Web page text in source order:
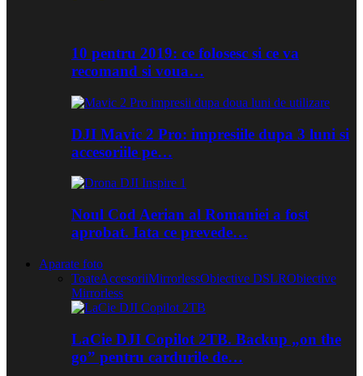
10 pentru 2019: ce folosesc si ce va
recomand si voua…
DJI Mavic 2 Pro: impresiile dupa 3 luni si
accesoriile pe…
Noul Cod Aerian al Romaniei a fost
aprobat. Iata ce prevede…
Aparate foto
ToateAccesoriiMirrorlessObiective DSLRObiective
Mirrorless
LaCie DJI Copilot 2TB. Backup „on the
go” pentru cardurile de…